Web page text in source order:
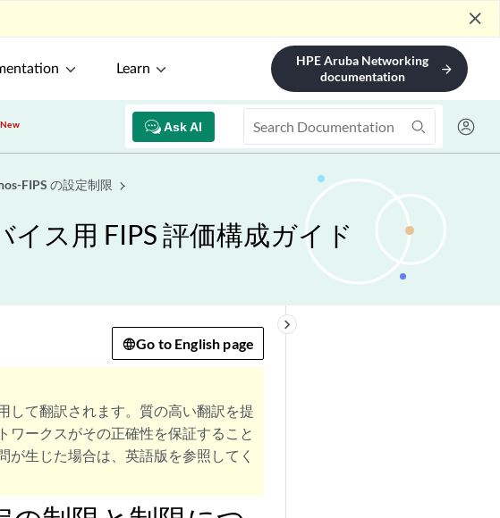
close
Learn
HPE Aruba Networking
documentation
arrow_forward
Ask AI
New
FIPS の設定制限
イス用 FIPS 評価構成ガイド
keyboard_arrow_right
Go to English page
して翻訳されます。質の高い翻訳を提
ワークスがその正確性を保証すること
生じた場合は、英語版を参照してく